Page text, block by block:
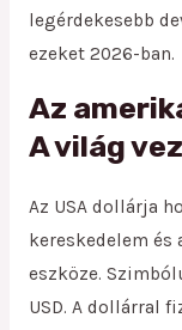
legérdekesebb
ezeket 2026-ban.
Az
A világ
Az USA dollárja
kereskedelem és
eszköze.
USD. A dollárral